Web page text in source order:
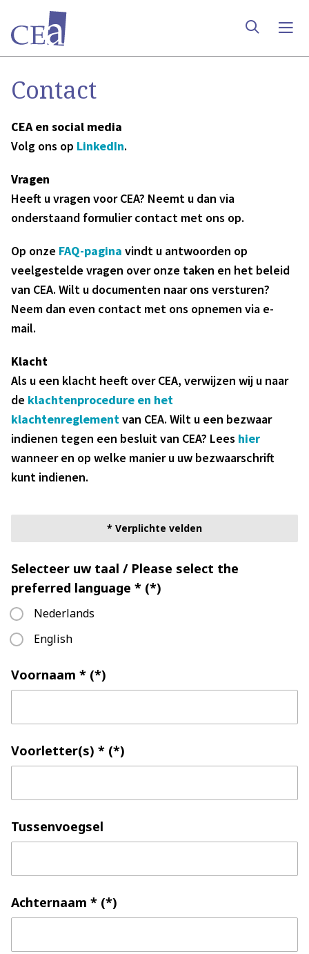
Contact
CEA en social media
Volg ons op LinkedIn.
Vragen
Heeft u vragen voor CEA? Neemt u dan via
onderstaand formulier contact met ons op.
Op onze FAQ-pagina vindt u antwoorden op
veelgestelde vragen over onze taken en het beleid
van CEA. Wilt u documenten naar ons versturen?
Neem dan even contact met ons opnemen via e-
mail.
Klacht
Als u een klacht heeft over CEA, verwijzen wij u naar
de klachtenprocedure en het
klachtenreglementvan CEA. Wilt u een bezwaar
indienen tegen een besluit van CEA? Lees hier
wanneer en op welke manier u uw bezwaarschrift
kunt indienen.
* Verplichte velden
Selecteer uw taal / Please select the
preferred language *
Nederlands
English
Voornaam *
Voorletter(s) *
Tussenvoegsel
Achternaam *